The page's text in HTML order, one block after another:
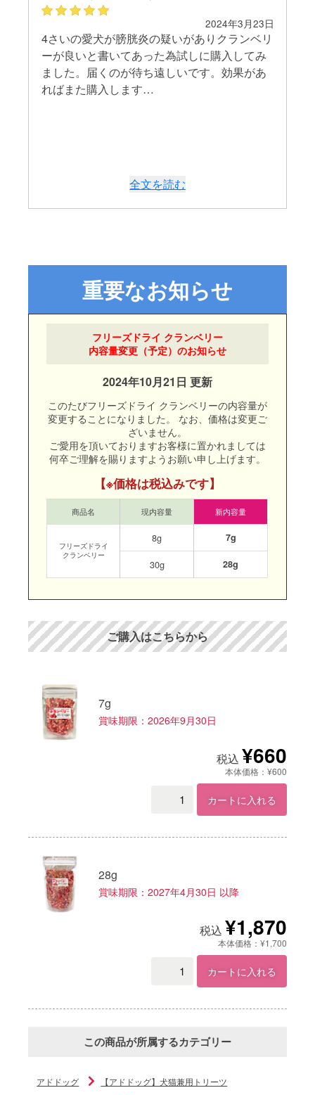
2024年3月23日
4さいの愛犬が膀胱炎の疑いがありクランベリ
ーが良いと書いてあった為試しに購入してみ
ました。届くのが待ち遠しいです。効果があ
ればまた購入します…
全文を読む
フリーズドライ クランベリー
内容量変更（予定）のお知らせ
2024年10月21日 更新
このたびフリーズドライ クランベリーの内容量が
変更することになりました。
なお、価格は変更ご
ざいません。
ご愛用を頂いておりますお客様に置かれましては
何卒ご理解を賜りますようお願い申し上げます。
※価格は税込みです
商品名 現内容量 新内容量
フリーズドライ
クランベリー
8g 7g
30g 28g
ご購入はこちらから
7g
賞味期限：2026年9月30日
税込 ¥660
本体価格：¥600
カートに入れる
28g
賞味期限：2027年4月30日 以降
税込 ¥1,870
本体価格：¥1,700
カートに入れる
この商品が所属するカテゴリー
アドドッグ
【アドドッグ】犬猫兼用トリーツ